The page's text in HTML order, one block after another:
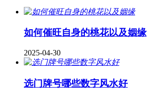
如何催旺自身的桃花以及姻缘
2025-04-30
​选门牌号哪些数字风水好